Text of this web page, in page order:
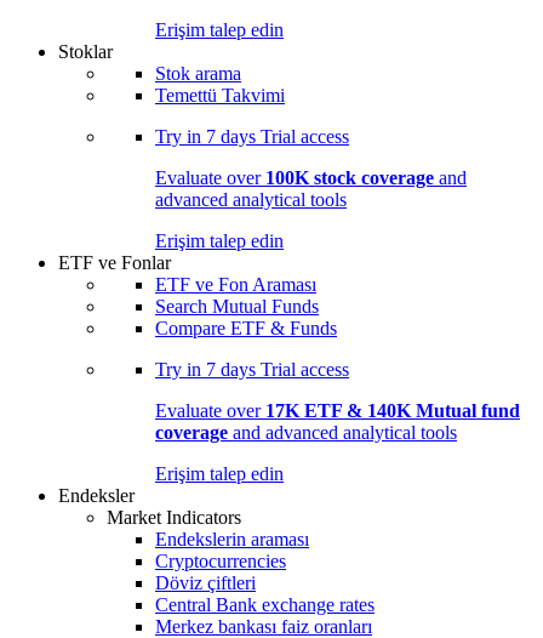
Erişim talep edin
Stoklar
Stok arama
Temettü Takvimi
Try in 7 days Trial access
Evaluate over 100K stock coverage and
advanced analytical tools
Erişim talep edin
ETF ve Fonlar
ETF ve Fon Araması
Search Mutual Funds
Compare ETF & Funds
Try in 7 days Trial access
Evaluate over 17K ETF & 140K Mutual fund
coverage and advanced analytical tools
Erişim talep edin
Endeksler
Market Indicators
Endekslerin araması
Cryptocurrencies
Döviz çiftleri
Central Bank exchange rates
Merkez bankası faiz oranları